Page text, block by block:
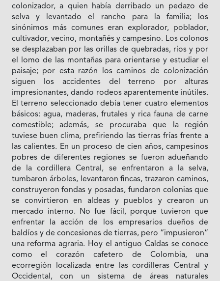
colonizador, a quien había derribado un pedazo de
selva y levantado el rancho para la familia; los
sinónimos más comunes eran explorador, poblador,
cultivador, vecino, montañés y campesino. Los colonos
se desplazaban por las orillas de quebradas, ríos y por
el lomo de las montañas para orientarse y estudiar el
paisaje; por esta razón los caminos de colonización
siguen los accidentes del terreno por alturas
impresionantes, dando rodeos aparentemente inútiles.
El terreno seleccionado debía tener cuatro elementos
básicos: agua, maderas, frutales y rica fauna de carne
comestible; además, se procuraba que la región
tuviese buen clima, prefiriendo las tierras frías frente a
las calientes. En un proceso de cien años, campesinos
pobres de diferentes regiones se fueron adueñando
de la cordillera Central, se enfrentaron a la selva,
tumbaron árboles, levantaron fincas, trazaron caminos,
construyeron fondas y posadas, fundaron colonias que
se convirtieron en aldeas y pueblos y crearon un
mercado interno. No fue fácil, porque tuvieron que
enfrentar la acción de los empresarios dueños de
baldíos y de concesiones de tierras, pero “impusieron”
una reforma agraria. Hoy el antiguo Caldas se conoce
como el corazón cafetero de Colombia, una
ecorregión localizada entre las cordilleras Central y
Occidental, con un sistema de áreas naturales